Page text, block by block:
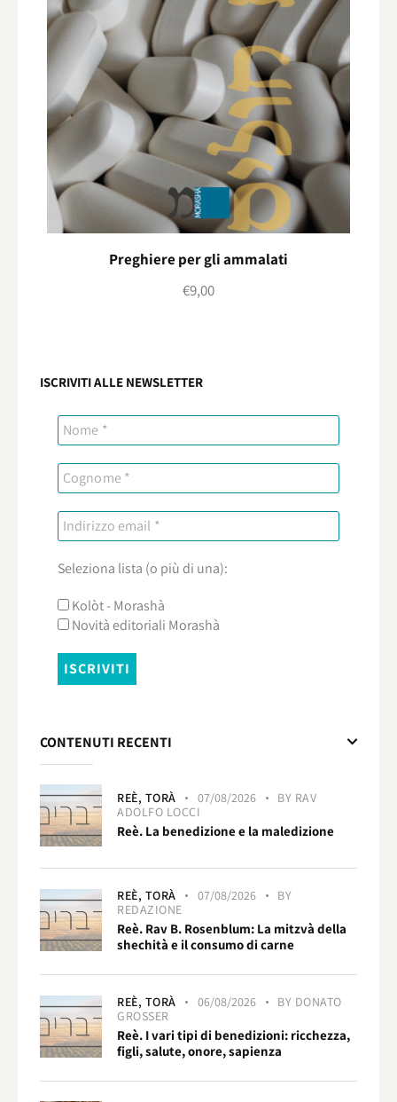
Preghiere per gli ammalati
€9,00
ISCRIVITI ALLE NEWSLETTER
Seleziona lista (o più di una):
Kolòt - Morashà
Novità editoriali Morashà
CONTENUTI RECENTI
REÈ, TORÀ 07/08/2026 BY RAV
ADOLFO LOCCI
Reè. La benedizione e la maledizione
REÈ, TORÀ 07/08/2026
BY
REDAZIONE
Reè. Rav B. Rosenblum: La mitzvà della
shechità e il consumo di carne
REÈ, TORÀ 06/08/2026 BY DONATO
GROSSER
Reè. I vari tipi di benedizioni: ricchezza,
figli, salute, onore, sapienza